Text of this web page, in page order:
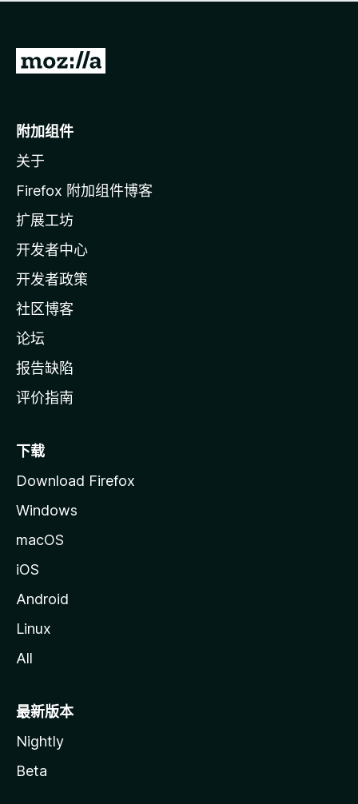
无
转
o
i
l
a
主
页
附加组件
关于
Firefox 附加组件博客
扩展工坊
开发者中心
开发者政策
社区博客
论坛
报告缺陷
评价指南
下载
Download Firefox
Windows
macOS
iOS
Android
Linux
All
最新版本
Nightly
Beta